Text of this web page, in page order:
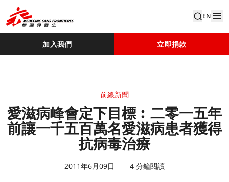
EN
加入我們 立即捐款
前線新聞
愛滋病峰會定下目標︰二零一五年
前讓一千五百萬名愛滋病患者獲得
抗病毒治療
2011年6月09日 4 分鐘閱讀